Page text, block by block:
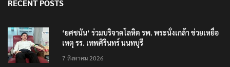
RECENT POSTS
‘ยศชนัน’ ร่วมบริจาคโลหิต รพ. พระนั่งเกล้า ช่วยเหยื่อ
เหตุ รร. เทพศิรินทร์ นนทบุรี
7 สิงหาคม 2026